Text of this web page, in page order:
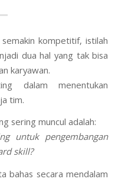
kompetitif, istilah
dua hal yang tak bisa
karyawan.
dalam menentukan
tim.
sering muncul adalah:
untuk pengembangan
skill?
bahas secara mendalam